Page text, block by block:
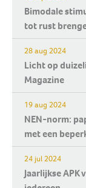
Bimodale
tot rust
28 aug 2024
Licht op
Magazine
19 aug 2024
NEN-norm:
met een
24 jul 2024
Jaarlijkse